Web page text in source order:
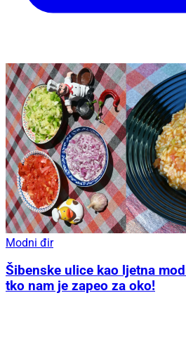
Modni đir
Šibenske ulice kao ljetna
tko nam je zapeo za oko!